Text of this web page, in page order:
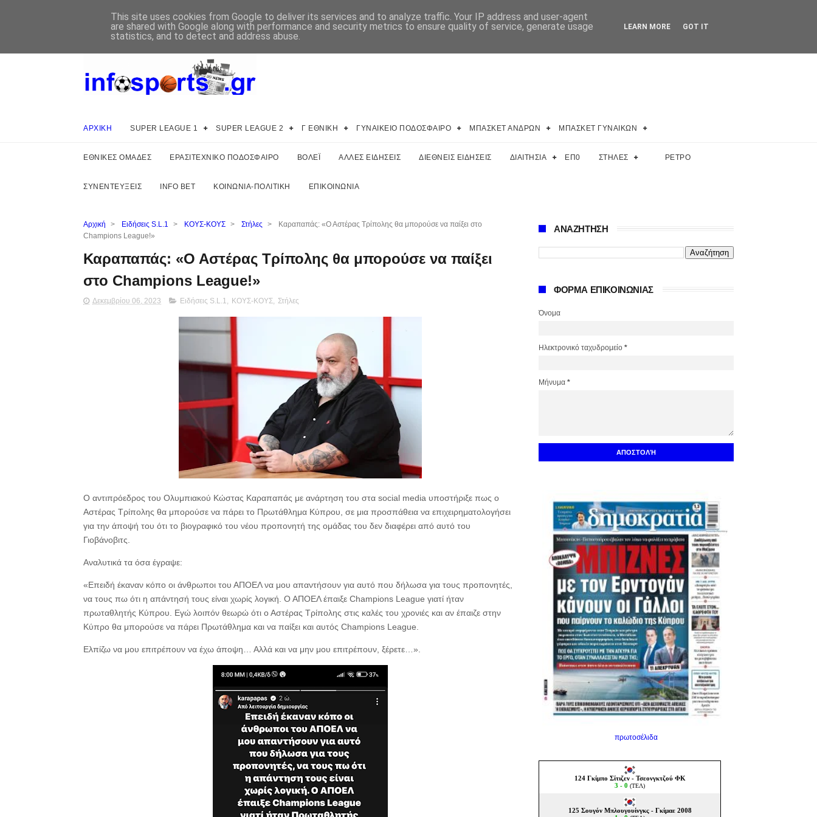
ΑΡΧΙΚΗ SUPER LEAGUE 1 SUPER LEAGUE 2 Γ ΕΘΝΙΚΗ ΓΥΝΑΙΚΕΙΟ ΠΟΔΟΣΦΑΙΡΟ ΜΠΑΣΚΕΤ ΑΝΔΡΩΝ ΜΠΑΣΚΕΤ ΓΥΝΑΙΚΩΝ
ΕΘΝΙΚΕΣ ΟΜΑΔΕΣ ΕΡΑΣΙΤΕΧΝΙΚΟ ΠΟΔΟΣΦΑΙΡΟ ΒΟΛΕΪ ΑΛΛΕΣ ΕΙΔΗΣΕΙΣ ΔΙΕΘΝΕΙΣ ΕΙΔΗΣΕΙΣ ΔΙΑΙΤΗΣΙΑ ΕΠ0 ΣΤΗΛΕΣ ΡΕΤΡΟ
ΣΥΝΕΝΤΕΥΞΕΙΣ INFO BET ΚΟΙΝΩΝΙΑ-ΠΟΛΙΤΙΚΗ ΕΠΙΚΟΙΝΩΝΙΑ
Αρχική > Ειδήσεις S.L.1 > ΚΟΥΣ-ΚΟΥΣ > Στήλες >
Καραπαπάς: «Ο Αστέρας Τρίπολης θα μπορούσε να παίξει στο
Champions League!»
Καραπαπάς: «Ο Αστέρας Τρίπολης θα μπορούσε να παίξει
στο Champions League!»
Δεκεμβρίου 06, 2023 Ειδήσεις S.L.1, ΚΟΥΣ-ΚΟΥΣ, Στήλες
Ο αντιπρόεδρος του Ολυμπιακού Κώστας Καραπαπάς με ανάρτηση του στα social media υποστήριξε πως ο
Αστέρας Τρίπολης θα μπορούσε να πάρει το Πρωτάθλημα Κύπρου, σε μια προσπάθεια να επιχειρηματολογήσει
για την άποψή του ότι το βιογραφικό του νέου προπονητή της ομάδας του δεν διαφέρει από αυτό του
Γιοβάνοβιτς.
Αναλυτικά τα όσα έγραψε:
«Επειδή έκαναν κόπο οι άνθρωποι του ΑΠΟΕΛ να μου απαντήσουν για αυτό που δήλωσα για τους προπονητές,
να τους πω ότι η απάντησή τους είναι χωρίς λογική. Ο ΑΠΟΕΛ έπαιξε Champions League γιατί ήταν
πρωταθλητής Κύπρου. Εγώ λοιπόν θεωρώ ότι ο Αστέρας Τρίπολης στις καλές του χρονιές και αν έπαιζε στην
Κύπρο θα μπορούσε να πάρει Πρωτάθλημα και να παίξει και αυτός Champions League.
Ελπίζω να μου επιτρέπουν να έχω άποψη… Αλλά και να μην μου επιτρέπουν, ξέρετε…».
ΑΝΑΖΗΤΗΣΗ
ΦΟΡΜΑ ΕΠΙΚΟΙΝΩΝΙΑΣ
Όνομα
Ηλεκτρονικό ταχυδρομείο *
Μήνυμα *
πρωτοσέλιδα
This site uses cookies from Google to deliver its services and to analyze traffic. Your IP address and user-agent
are shared with Google along with performance and security metrics to ensure quality of service, generate usage
statistics, and to detect and address abuse.
LEARN MORE GOT IT